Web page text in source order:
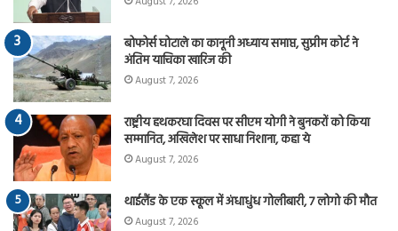
बोफोर्स घोटाले का कानूनी अध्याय समाप्त, सुप्रीम कोर्ट ने
अंतिम याचिका खारिज की
August 7, 2026
राष्ट्रीय हथकरघा दिवस पर सीएम योगी ने बुनकरों को किया
सम्मानित, अखिलेश पर साधा निशाना, कहा ये
August 7, 2026
थाईलैंड के एक स्कूल में अंधाधुंध गोलीबारी, 7 लोगो की मौत
August 7, 2026